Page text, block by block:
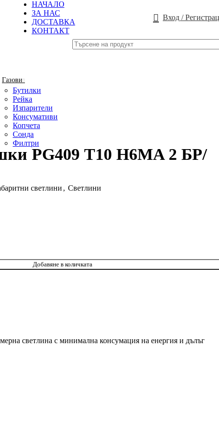
НАЧАЛО
ЗА НАС
ДОСТАВКА
КОНТАКТ
Вход /
Газови
Бутилки
Рейка
Изпарители
Консумативи
Копчета
Сонда
Филтри
PG409 Т10 H6MA 2 БР/
светлини , Светлини
Добавяне в количката
светлина с минимална консумация на енергия и дълъг